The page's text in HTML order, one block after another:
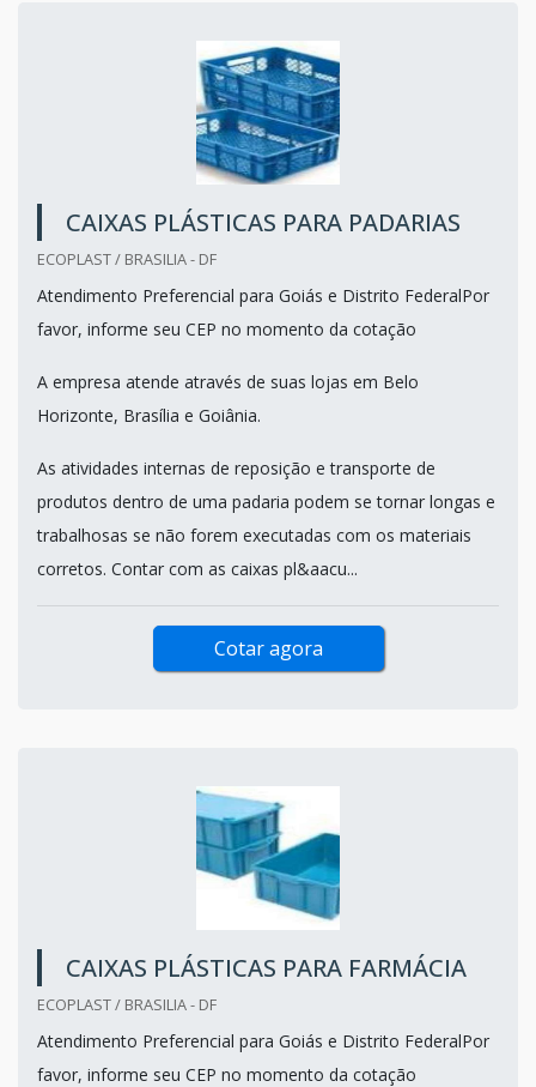
CAIXAS PLÁSTICAS PARA PADARIAS
ECOPLAST / BRASILIA - DF
Atendimento Preferencial para Goiás e Distrito FederalPor
favor, informe seu CEP no momento da cotação
A empresa atende através de suas lojas em Belo
Horizonte, Brasília e Goiânia.
As atividades internas de reposição e transporte de
produtos dentro de uma padaria podem se tornar longas e
trabalhosas se não forem executadas com os materiais
corretos. Contar com as caixas pl&aacu...
Cotar agora
CAIXAS PLÁSTICAS PARA FARMÁCIA
ECOPLAST / BRASILIA - DF
Atendimento Preferencial para Goiás e Distrito FederalPor
favor, informe seu CEP no momento da cotação